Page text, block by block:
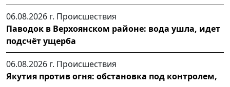
06.08.2026 г. Происшествия
Паводок в Верхоянском районе: вода ушла, идет
подсчёт ущерба
06.08.2026 г. Происшествия
Якутия против огня: обстановка под контролем,